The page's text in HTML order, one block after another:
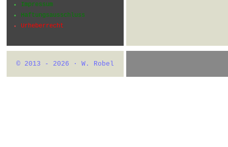
Impressum
Haftungsausschluss
Urheberrecht
© 2013 - 2026 · W. Robel